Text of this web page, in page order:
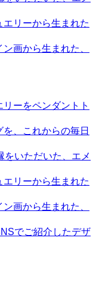
エリーから生まれた
画から生まれた、
リーをペンダントト
を、これからの毎日
をいただいた、エメ
エリーから生まれた
画から生まれた、
でご紹介したデザ